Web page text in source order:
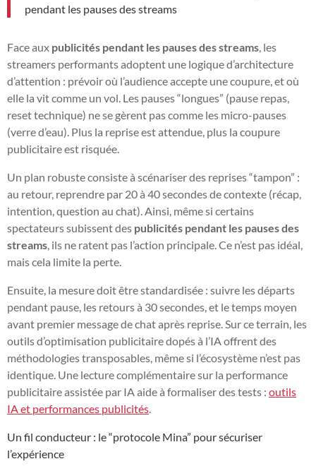
pendant les pauses des streams
Face aux publicités pendant les pauses des streams , les
streamers performants adoptent une logique d’architecture
d’attention : prévoir où l’audience accepte une coupure, et où
elle la vit comme un vol. Les pauses “longues” (pause repas,
reset technique) ne se gèrent pas comme les micro-pauses
(verre d’eau). Plus la reprise est attendue, plus la coupure
publicitaire est risquée.
Un plan robuste consiste à scénariser des reprises “tampon” :
au retour, reprendre par 20 à 40 secondes de contexte (récap,
intention, question au chat). Ainsi, même si certains
spectateurs subissent des publicités pendant les pauses des
streams , ils ne ratent pas l’action principale. Ce n’est pas idéal,
mais cela limite la perte.
Ensuite, la mesure doit être standardisée : suivre les départs
pendant pause, les retours à 30 secondes, et le temps moyen
avant premier message de chat après reprise. Sur ce terrain, les
outils d’optimisation publicitaire dopés à l’IA offrent des
méthodologies transposables, même si l’écosystème n’est pas
identique. Une lecture complémentaire sur la performance
publicitaire assistée par IA aide à formaliser des tests : outils
IA et performances publicités
Un fil conducteur : le “protocole Mina” pour sécuriser
l’expérience